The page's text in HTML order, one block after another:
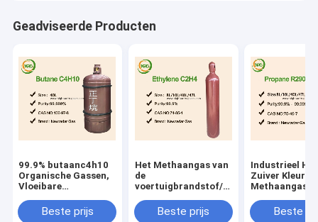
Geadviseerde Producten
99.9% butaanc4h10
Organische Gassen,
Vloeibare
Beste prijs
Het Methaangas van
de
voertuigbrandstof/de
Rang van het
Gaselektron
Beste prijs
Industrieel
Zuiver
Methaangas
GassenBeste